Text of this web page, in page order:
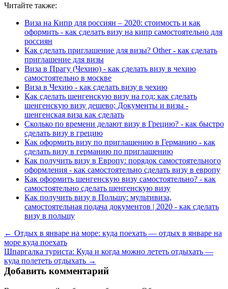
Читайте также:
Виза на Кипр для россиян – 2020: стоимость и как
оформить - как сделать визу на кипр самостоятельно для
россиян
Как сделать приглашение для визы? Other - как сделать
приглашение для визы
Виза в Прагу (Чехию) - как сделать визу в чехию
самостоятельно в москве
Виза в Чехию - как сделать визу в чехию
Как сделать шенгенскую визу на год; как сделать
шенгенскую визу дешево; Документы и визы -
шенгенская виза как сделать
Сколько по времени делают визу в Грецию? - как быстро
сделать визу в грецию
Как оформить визу по приглашению в Германию - как
сделать визу в германию по приглашению
Как получить визу в Европу: порядок самостоятельного
оформления - как самостоятельно сделать визу в европу
Как оформить шенгенскую визу самостоятельно? - как
самостоятельно сделать шенгенскую визу
Как получить визу в Польшу: мультивиза,
самостоятельная подача документов | 2020 - как сделать
визу в польшу
← Отдых в январе на море: куда поехать — отдых в январе на
море куда поехать
Шпаргалка туриста: Куда и когда можно лететь отдыхать —
куда полететь отдыхать →
Добавить комментарий